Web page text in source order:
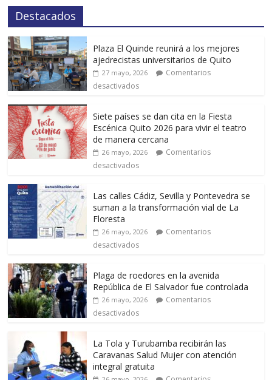
Destacados
Plaza El Quinde reunirá a los mejores
ajedrecistas universitarios de Quito
27 mayo, 2026
Comentarios
desactivados
Siete países se dan cita en la Fiesta
Escénica Quito 2026 para vivir el teatro
de manera cercana
26 mayo, 2026
Comentarios
desactivados
Las calles Cádiz, Sevilla y Pontevedra se
suman a la transformación vial de La
Floresta
26 mayo, 2026
Comentarios
desactivados
Plaga de roedores en la avenida
República de El Salvador fue controlada
26 mayo, 2026
Comentarios
desactivados
La Tola y Turubamba recibirán las
Caravanas Salud Mujer con atención
integral gratuita